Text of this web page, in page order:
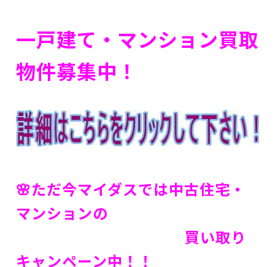
一戸建て・マンション買取
物件募集中！
🌸ただ今マイダスでは中古住宅・
マンションの
買い取り
キャンペーン中！！